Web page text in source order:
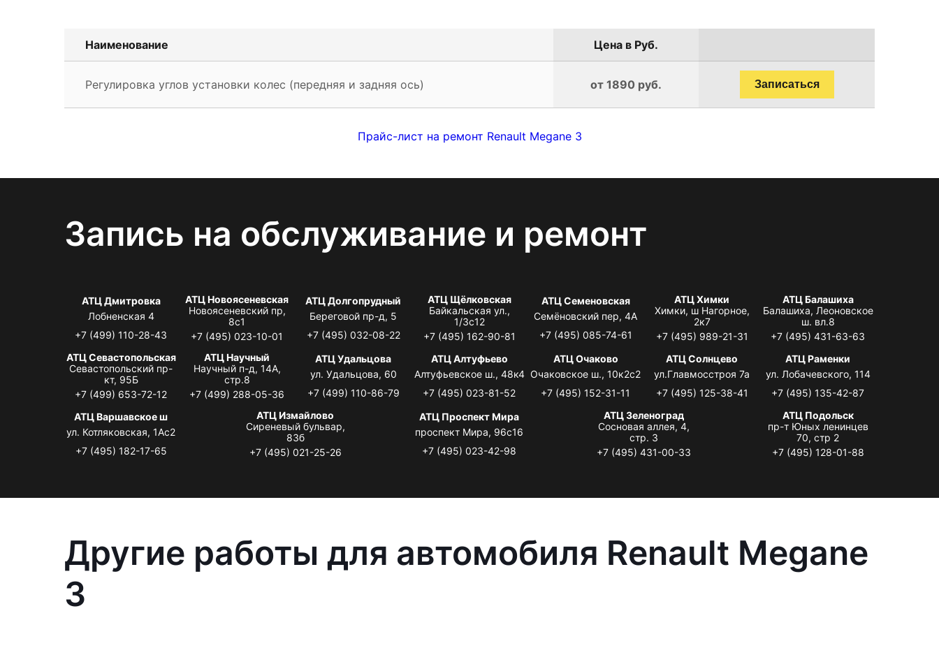
Наименование Цена в Руб.
Регулировка углов установки колес (передняя и задняя ось) от 1890 руб. Записаться
Прайс-лист на ремонт Renault Megane 3
Запись на обслуживание и ремонт
АТЦ Дмитровка
Лобненская 4
+7 (499) 110-28-43
АТЦ Новоясеневская
Новоясеневский пр,
8с1
+7 (495) 023-10-01
АТЦ Долгопрудный
Береговой пр-д, 5
+7 (495) 032-08-22
АТЦ Щёлковская
Байкальская ул.,
1/3с12
+7 (495) 162-90-81
АТЦ Семеновская
Семёновский пер, 4А
+7 (495) 085-74-61
АТЦ Химки
Химки, ш Нагорное,
2к7
+7 (495) 989-21-31
АТЦ Балашиха
Балашиха, Леоновское
ш. вл.8
+7 (495) 431-63-63
АТЦ Севастопольская
Севастопольский пр-
кт, 95Б
+7 (499) 653-72-12
АТЦ Научный
Научный п-д, 14А,
стр.8
+7 (499) 288-05-36
АТЦ Удальцова
ул. Удальцова, 60
+7 (499) 110-86-79
АТЦ Алтуфьево
Алтуфьевское ш., 48к4
+7 (495) 023-81-52
АТЦ Очаково
Очаковское ш., 10к2с2
+7 (495) 152-31-11
АТЦ Солнцево
ул.Главмосстроя 7а
+7 (495) 125-38-41
АТЦ Раменки
ул. Лобачевского, 114
+7 (495) 135-42-87
АТЦ Варшавское ш
ул. Котляковская, 1Ас2
+7 (495) 182-17-65
АТЦ Измайлово
Сиреневый бульвар,
83б
+7 (495) 021-25-26
АТЦ Проспект Мира
проспект Мира, 96с16
+7 (495) 023-42-98
АТЦ Зеленоград
Сосновая аллея, 4,
стр. 3
+7 (495) 431-00-33
АТЦ Подольск
пр-т Юных ленинцев
70, стр 2
+7 (495) 128-01-88
Другие работы для автомобиля Renault Megane
3